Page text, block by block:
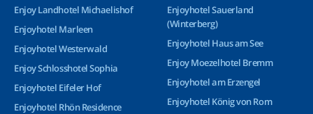
Enjoy Landhotel Michaelishof
Enjoyhotel Marleen
Enjoyhotel Westerwald
Enjoy Schlosshotel Sophia
Enjoyhotel Eifeler Hof
Enjoyhotel Rhön Residence
Enjoyhotel Sauerland
(Winterberg)
Enjoyhotel Haus am See
Enjoy Moezelhotel Bremm
Enjoyhotel am Erzengel
Enjoyhotel König von Rom